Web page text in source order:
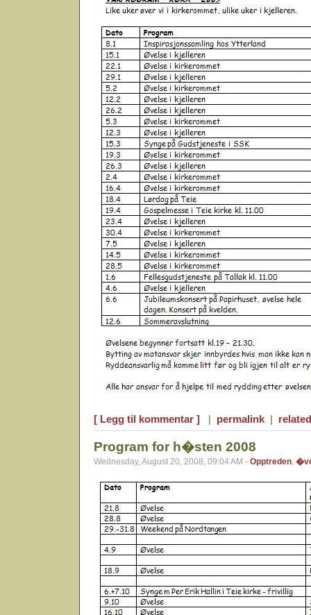
[ Legg til kommentar ] | permalink |
Program for h�sten 2008
Wednesday, August 20, 2008, 09:04 AM - Opptreden,